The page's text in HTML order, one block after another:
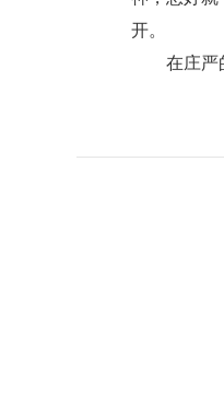
开。
在庄严的